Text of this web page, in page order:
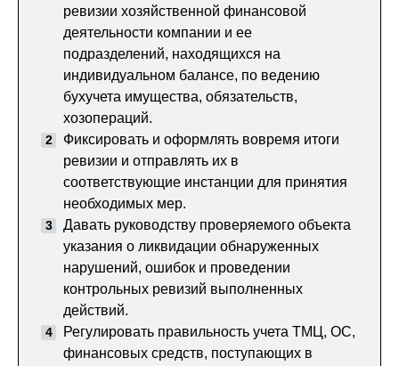
ревизии хозяйственной финансовой
деятельности компании и ее
подразделений, находящихся на
индивидуальном балансе, по ведению
бухучета имущества, обязательств,
хозопераций.
Фиксировать и оформлять вовремя итоги
ревизии и отправлять их в
соответствующие инстанции для принятия
необходимых мер.
Давать руководству проверяемого объекта
указания о ликвидации обнаруженных
нарушений, ошибок и проведении
контрольных ревизий выполненных
действий.
Регулировать правильность учета ТМЦ, ОС,
финансовых средств, поступающих в